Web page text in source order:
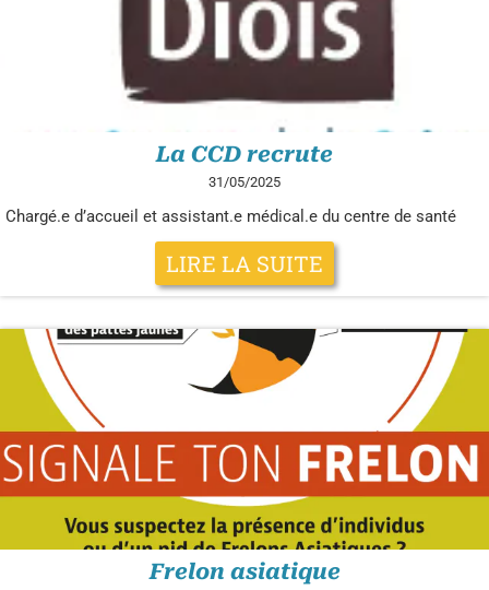
La CCD recrute
31/05/2025
Chargé.e d’accueil et assistant.e médical.e du centre de santé
LIRE LA SUITE
Frelon asiatique